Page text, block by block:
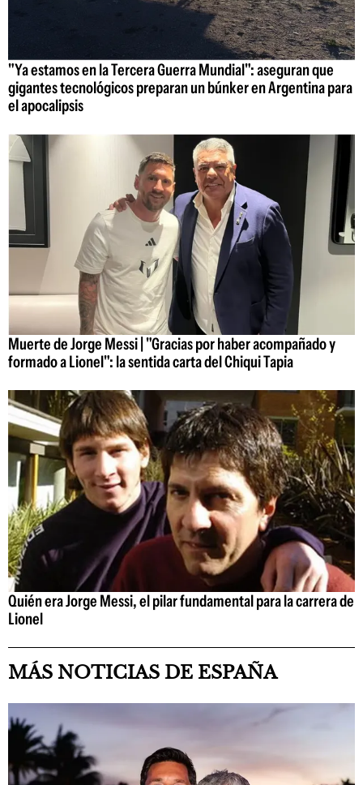
"Ya estamos en la Tercera Guerra Mundial": aseguran que
gigantes tecnológicos preparan un búnker en Argentina para
el apocalipsis
Muerte de Jorge Messi | "Gracias por haber acompañado y
formado a Lionel": la sentida carta del Chiqui Tapia
Quién era Jorge Messi, el pilar fundamental para la carrera de
Lionel
MÁS NOTICIAS DE ESPAÑA